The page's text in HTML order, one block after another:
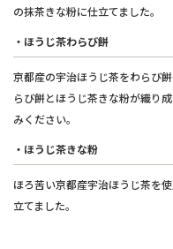
の抹茶きな粉に仕立てました。
・ほうじ茶わらび餅
京都産の宇治ほうじ茶をわらび
らび餅とほうじ茶きな粉が織り
みください。
・ほうじ茶きな粉
ほろ苦い京都産宇治ほうじ茶を
立てました。